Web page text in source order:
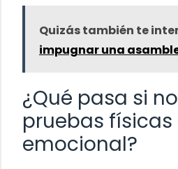
Quizás también te
impugnar una
¿Qué pasa si
pruebas
emocional?